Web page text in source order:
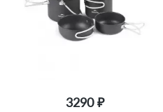
3290 ₽